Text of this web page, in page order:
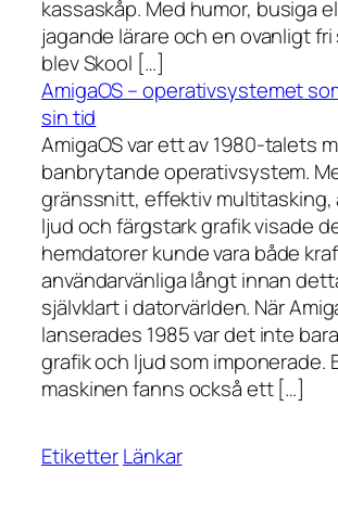
kassaskåp. Med humor, busiga
jagande lärare och en ovanligt fri
blev Skool […]
AmigaOS – operativsystemet
sin tid
AmigaOS var ett av 1980-talets
banbrytande operativsystem.
gränssnitt, effektiv multitasking,
ljud och färgstark grafik visade
hemdatorer kunde vara både
användarvänliga långt innan
självklart i datorvärlden. När
lanserades 1985 var det inte
grafik och ljud som imponerade.
maskinen fanns också ett […]
EtiketterLänkar